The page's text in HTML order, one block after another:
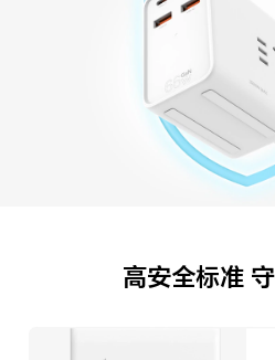
高安全标准